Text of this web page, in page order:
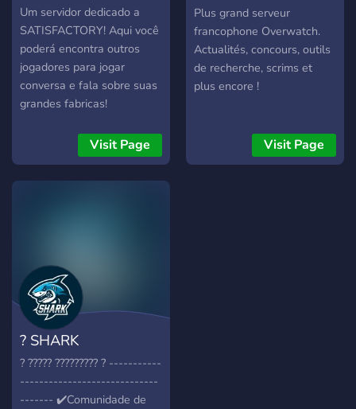
Um servidor dedicado a
SATISFACTORY! Aqui você
poderá encontra outros
jogadores para jogar
conversa e fala sobre suas
grandes fabricas!
Visit Page
Overwatch
Plus grand serveur
francophone Overwatch.
Actualités, concours, outils
de recherche, scrims et
plus encore !
Visit Page
? SHARK
COMMUNITY ?
? ????? ????????? ? -----------
-----------------------------
------- ✔️Comunidade de